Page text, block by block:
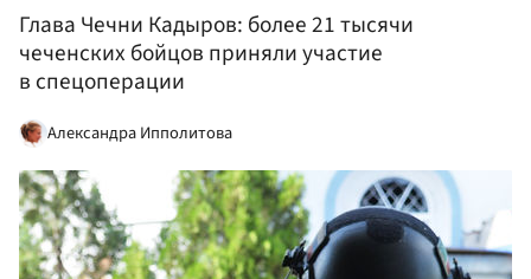
Глава Чечни Кадыров: более 21 тысячи
чеченских бойцов приняли участие
в спецоперации
Александра Ипполитова